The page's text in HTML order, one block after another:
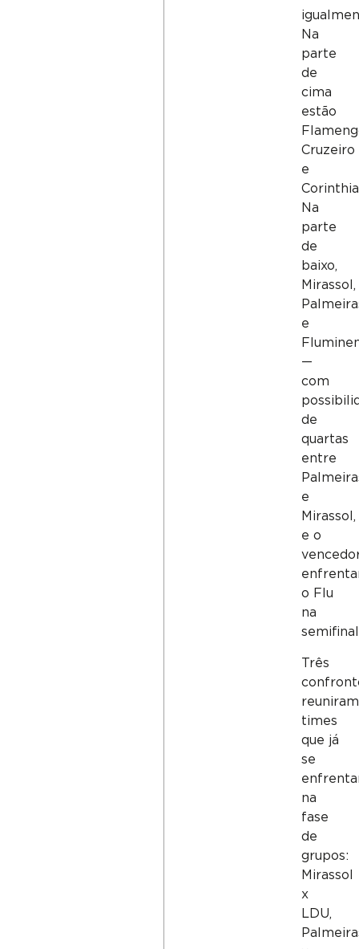
Na
parte
de
cima
estão
Cruzeiro
e
Na
parte
de
baixo,
Mirassol,
e
—
com
de
quartas
entre
e
Mirassol,
e o
o Flu
na
Três
reuniram
times
que já
se
na
fase
de
grupos:
Mirassol
x
LDU,